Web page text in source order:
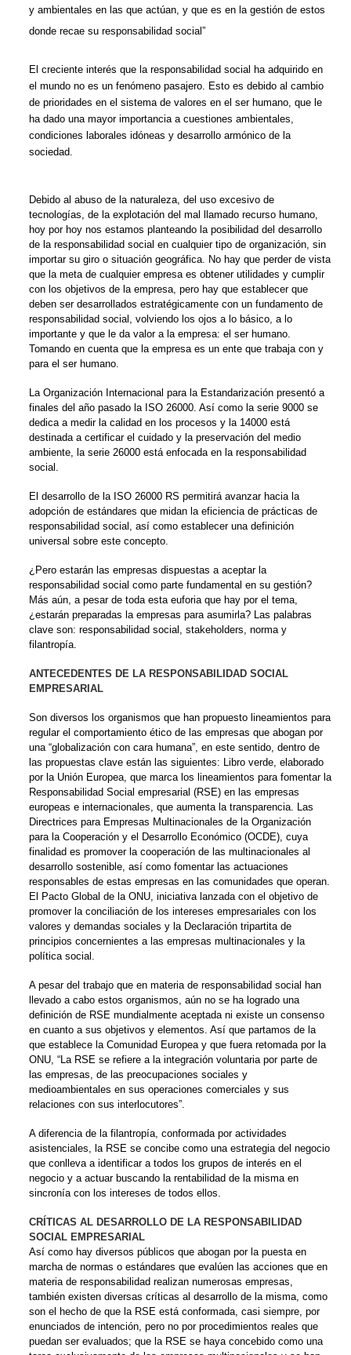
y ambientales en las que actúan, y que es en la gestión de estos
donde recae su responsabilidad social”
El creciente interés que la responsabilidad social ha adquirido en
el mundo no es un fenómeno pasajero. Esto es debido al cambio
de prioridades en el sistema de valores en el ser humano, que le
ha dado una mayor importancia a cuestiones ambientales,
condiciones laborales idóneas y desarrollo armónico de la
sociedad.
Debido al abuso de la naturaleza, del uso excesivo de
tecnologías, de la explotación del mal llamado recurso humano,
hoy por hoy nos estamos planteando la posibilidad del desarrollo
de la responsabilidad social en cualquier tipo de organización, sin
importar su giro o situación geográfica. No hay que perder de vista
que la meta de cualquier empresa es obtener utilidades y cumplir
con los objetivos de la empresa, pero hay que establecer que
deben ser desarrollados estratégicamente con un fundamento de
responsabilidad social, volviendo los ojos a lo básico, a lo
importante y que le da valor a la empresa: el ser humano.
Tomando en cuenta que la empresa es un ente que trabaja con y
para el ser humano.
La Organización Internacional para la Estandarización presentó a
finales del año pasado la ISO 26000. Así como la serie 9000 se
dedica a medir la calidad en los procesos y la 14000 está
destinada a certificar el cuidado y la preservación del medio
ambiente, la serie 26000 está enfocada en la responsabilidad
social.
El desarrollo de la ISO 26000 RS permitirá avanzar hacia la
adopción de estándares que midan la eficiencia de prácticas de
responsabilidad social, así como establecer una definición
universal sobre este concepto.
¿Pero estarán las empresas dispuestas a aceptar la
responsabilidad social como parte fundamental en su gestión?
Más aún, a pesar de toda esta euforia que hay por el tema,
¿estarán preparadas la empresas para asumirla? Las palabras
clave son: responsabilidad social, stakeholders, norma y
filantropía.
ANTECEDENTES DE LA RESPONSABILIDAD SOCIAL
EMPRESARIAL
Son diversos los organismos que han propuesto lineamientos para
regular el comportamiento ético de las empresas que abogan por
una “globalización con cara humana”, en este sentido, dentro de
las propuestas clave están las siguientes: Libro verde, elaborado
por la Unión Europea, que marca los lineamientos para fomentar la
Responsabilidad Social empresarial (RSE) en las empresas
europeas e internacionales, que aumenta la transparencia. Las
Directrices para Empresas Multinacionales de la Organización
para la Cooperación y el Desarrollo Económico (OCDE), cuya
finalidad es promover la cooperación de las multinacionales al
desarrollo sostenible, así como fomentar las actuaciones
responsables de estas empresas en las comunidades que operan.
El Pacto Global de la ONU, iniciativa lanzada con el objetivo de
promover la conciliación de los intereses empresariales con los
valores y demandas sociales y la Declaración tripartita de
principios concernientes a las empresas multinacionales y la
política social.
A pesar del trabajo que en materia de responsabilidad social han
llevado a cabo estos organismos, aún no se ha logrado una
definición de RSE mundialmente aceptada ni existe un consenso
en cuanto a sus objetivos y elementos. Así que partamos de la
que establece la Comunidad Europea y que fuera retomada por la
ONU, “La RSE se refiere a la integración voluntaria por parte de
las empresas, de las preocupaciones sociales y
medioambientales en sus operaciones comerciales y sus
relaciones con sus interlocutores”.
A diferencia de la filantropía, conformada por actividades
asistenciales, la RSE se concibe como una estrategia del negocio
que conlleva a identificar a todos los grupos de interés en el
negocio y a actuar buscando la rentabilidad de la misma en
sincronía con los intereses de todos ellos.
CRÍTICAS AL DESARROLLO DE LA RESPONSABILIDAD
SOCIAL EMPRESARIAL
Así como hay diversos públicos que abogan por la puesta en
marcha de normas o estándares que evalúen las acciones que en
materia de responsabilidad realizan numerosas empresas,
también existen diversas críticas al desarrollo de la misma, como
son el hecho de que la RSE está conformada, casi siempre, por
enunciados de intención, pero no por procedimientos reales que
puedan ser evaluados; que la RSE se haya concebido como una